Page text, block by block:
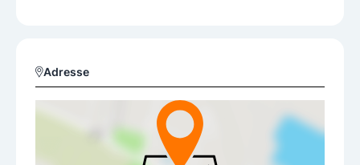
Adresse